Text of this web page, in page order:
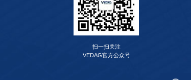
扫一扫关注
VEDAG官方公众号